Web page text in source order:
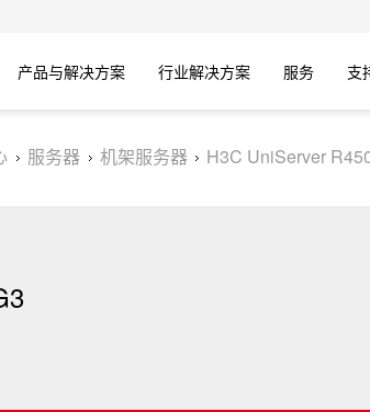
产品与解决方案 行业解决方案 服务 支
服务器 机架服务器 H3C UniServer